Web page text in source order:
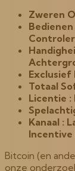
Zweren
Exclusief
Totaal
Licentie :
Kanaal :
Incentive
Bitcoin (en
onze